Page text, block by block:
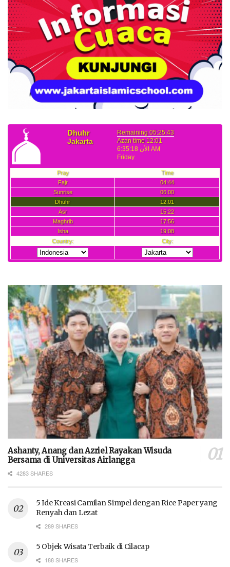
Ashanty, Anang dan Azriel Rayakan Wisuda
Bersama di Universitas Airlangga
4283 SHARES
5 Ide Kreasi Camilan Simpel dengan Rice Paper yang
Renyah dan Lezat
289 SHARES
5 Objek Wisata Terbaik di Cilacap
188 SHARES